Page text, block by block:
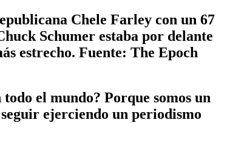
Chele Farley con un 67
Schumer estaba por delante
estrecho. Fuente: The Epoch
el mundo? Porque somos un
ejerciendo un periodismo